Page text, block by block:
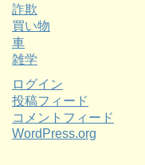
詐欺
買い物
車
雑学
ログイン
投稿フィード
コメントフィード
WordPress.org